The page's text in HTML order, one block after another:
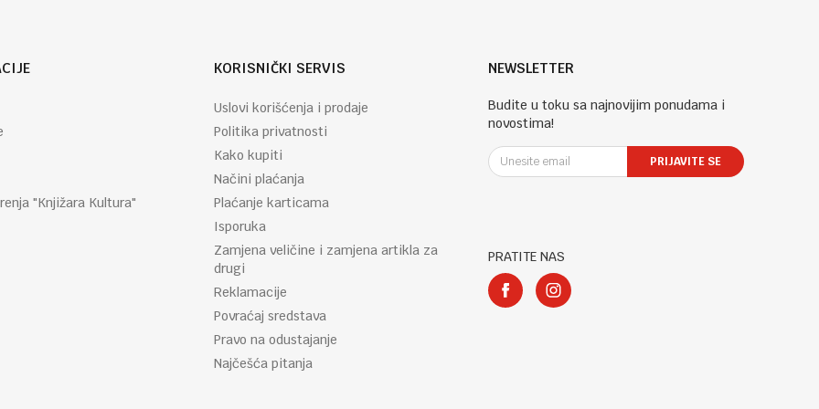
"Knjižara Kultura"
KORISNIČKI SERVIS
Uslovi korišćenja i prodaje
Politika privatnosti
Kako kupiti
Načini plaćanja
Plaćanje karticama
Isporuka
Zamjena veličine i zamjena artikla za
drugi
Reklamacije
Povraćaj sredstava
Pravo na odustajanje
Najčešća pitanja
NEWSLETTER
Budite u toku sa najnovijim ponudama i
novostima!
PRIJAVITE SE
PRATITE NAS